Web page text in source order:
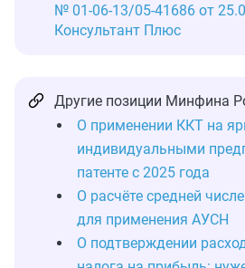
№ 01-06-13/05-41686 от
Консультант Плюс
Другие позиции Минфина
О применении ККТ на
индивидуальными
патенте с 2025 года
О расчёте средней
для применения АУСН
О подтверждении